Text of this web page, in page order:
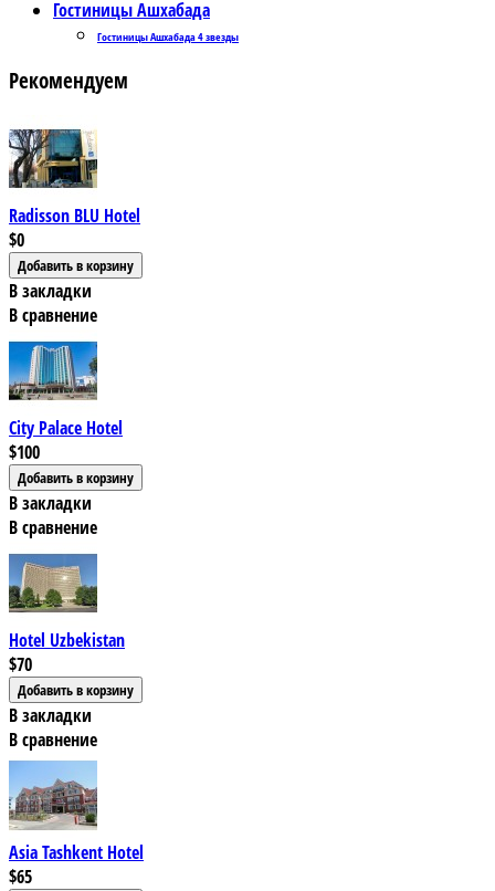
Гостиницы Ашхабада
Гостиницы Ашхабада 4 звезды
Рекомендуем
Radisson BLU Hotel
$0
В закладки
В сравнение
City Palace Hotel
$100
В закладки
В сравнение
Hotel Uzbekistan
$70
В закладки
В сравнение
Asia Tashkent Hotel
$65